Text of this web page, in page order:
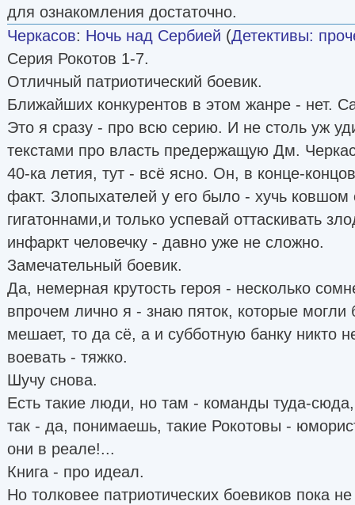
для ознакомления достаточно.
Черкасов: Ночь над Сербией (Детективы:
Серия Рокотов 1-7.
Отличный патриотический боевик.
Ближайших конкурентов в этом жанре - нет.
Это я сразу - про всю серию. И не столь уж
текстами про власть предержащую Дм.
40-ка летия, тут - всё ясно. Он, в конце-
факт. Злопыхателей у его было - хучь ковшом
гигатоннами,и только успевай оттаскивать
инфаркт человечку - давно уже не сложно.
Замечательный боевик.
Да, немерная крутость героя - несколько
впрочем лично я - знаю пяток, которые могли
мешает, то да сё, а и субботную банку никто
воевать - тяжко.
Шучу снова.
Есть такие люди, но там - команды туда-сюда,
так - да, понимаешь, такие Рокотовы -
они в реале!...
Книга - про идеал.
Но толковее патриотических боевиков пока